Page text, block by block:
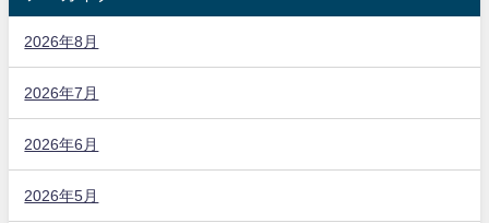
2026年8月
2026年7月
2026年6月
2026年5月